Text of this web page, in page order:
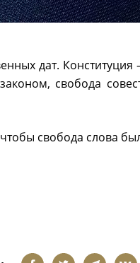
дат.
свобода
свобода слова